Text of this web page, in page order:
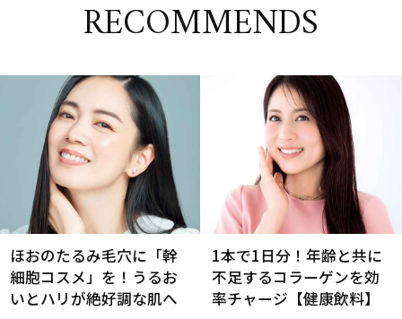
RECOMMENDS
ほおのたるみ毛穴に「幹
細胞コスメ」を！うるお
いとハリが絶好調な肌へ
1本で1日分！年齢と共に
不足するコラーゲンを効
率チャージ【健康飲料】